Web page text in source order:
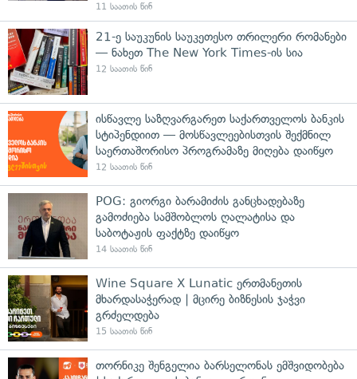
11 საათის წინ
21-ე საუკუნის საუკეთესო თრილერი რომანები
— ნახეთ The New York Times-ის სია
12 საათის წინ
ისწავლე საზღვარგარეთ საქართველოს ბანკის
სტიპენდიით — მოსწავლეებისთვის შექმნილ
საერთაშორისო პროგრამაზე მიღება დაიწყო
12 საათის წინ
POG: გიორგი ბარამიძის განცხადებაზე
გამოძიება სამშობლოს ღალატისა და
საბოტაჟის ფაქტზე დაიწყო
14 საათის წინ
Wine Square X Lunatic ერთმანეთის
მხარდასაჭერად | მცირე ბიზნესის ჯაჭვი
გრძელდება
15 საათის წინ
თორნიკე შენგელია ბარსელონას ემშვიდობება